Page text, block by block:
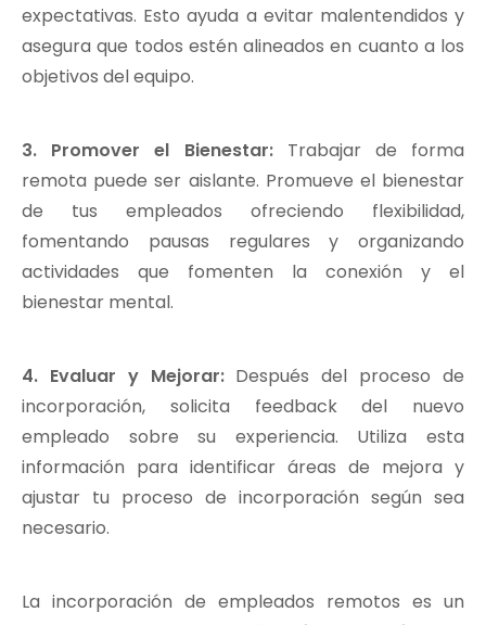
expectativas. Esto ayuda a evitar malentendidos y
asegura que todos estén alineados en cuanto a los
objetivos del equipo.
3. Promover el Bienestar:Trabajar de forma
remota puede ser aislante. Promueve el bienestar
de tus empleados ofreciendo flexibilidad,
fomentando pausas regulares y organizando
actividades que fomenten la conexión y el
bienestar mental.
4. Evaluar y Mejorar:Después del proceso de
incorporación, solicita feedback del nuevo
empleado sobre su experiencia. Utiliza esta
información para identificar áreas de mejora y
ajustar tu proceso de incorporación según sea
necesario.
La incorporación de empleados remotos es un